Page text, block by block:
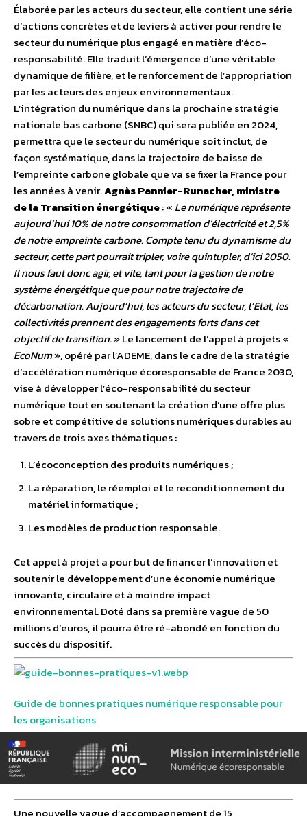
Élaborée par les acteurs du secteur, elle contient une série
d’actions concrètes et de leviers à activer pour rendre le
secteur du numérique plus engagé en matière d’éco-
responsabilité. Elle traduit l’émergence d’une véritable
dynamique de filière, et le renforcement de l’appropriation
par les acteurs des enjeux environnementaux.
L’intégration du numérique dans la prochaine stratégie
nationale bas carbone (SNBC) qui sera publiée en 2024,
permettra que le secteur du numérique soit inclut, de
façon systématique, dans la trajectoire de baisse de
l’empreinte carbone globale que va se fixer la France pour
les années à venir.Agnès Pannier-Runacher, ministre
de la Transition énergétique: « Le numérique représente
aujourd’hui 10% de notre consommation d’électricité et 2,5%
de notre empreinte carbone. Compte tenu du dynamisme du
secteur, cette part pourrait tripler, voire quintupler, d’ici 2050.
Il nous faut donc agir, et vite, tant pour la gestion de notre
système énergétique que pour notre trajectoire de
décarbonation. Aujourd’hui, les acteurs du secteur, l’Etat, les
collectivités prennent des engagements forts dans cet
objectif de transition. »Le lancement de l’appel à projets «
EcoNum», opéré par l’ADEME, dans le cadre de la stratégie
d’accélération numérique écoresponsable de France 2030,
vise à développer l’éco-responsabilité du secteur
numérique tout en soutenant la création d’une offre plus
sobre et compétitive de solutions numériques durables au
travers de trois axes thématiques :
L’écoconception des produits numériques ;
La réparation, le réemploi et le reconditionnement du
matériel informatique ;
Les modèles de production responsable.
Cet appel à projet a pour but de financer l’innovation et
soutenir le développement d’une économie numérique
innovante, circulaire et à moindre impact
environnemental. Doté dans sa première vague de 50
millions d’euros, il pourra être ré-abondé en fonction du
succès du dispositif.
Guide de bonnes pratiques numérique responsable pour
les organisations